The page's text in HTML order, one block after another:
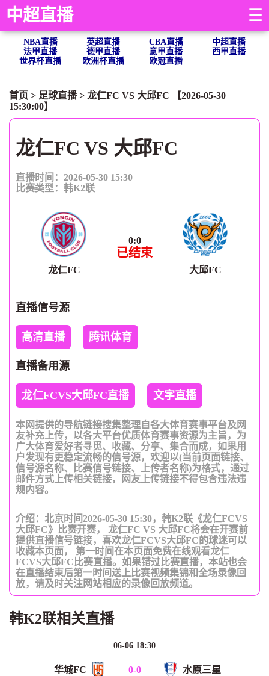
中超直播 ☰
NBA直播 英超直播 CBA直播
中超直播
法甲直播
德甲直播 意甲直播
西甲直播
世界杯直播
欧洲杯直播 欧冠直播
首页 > 足球直播> 龙仁FC VS 大邱FC 【2026-05-30
15:30:00】
龙仁FC VS 大邱FC
直播时间：2026-05-30 15:30
比赛类型： 韩K2联
龙仁FC
0:0
已结束
大邱FC
直播信号源
高清直播 腾讯体育
直播备用源
龙仁FCVS大邱FC直播 文字直播
本网提供的导航链接搜集整理自各大体育赛事平台及网
友补充上传，以各大平台优质体育赛事资源为主旨，为
广大体育爱好者寻觅、收藏、分享、集合而成，如果用
户发现有更稳定流畅的信号源，欢迎以(当前页面链接、
信号源名称、比赛信号链接、上传者名称)为格式，通过
邮件方式上传相关链接，网友上传链接不得包含违法违
规内容。
介绍：北京时间2026-05-30 15:30，韩K2联《龙仁FCVS
大邱FC》比赛开赛， 龙仁FC VS 大邱FC将会在开赛前
提供直播信号链接，喜欢龙仁FCVS大邱FC的球迷可以
收藏本页面， 第一时间在本页面免费在线观看龙仁
FCVS大邱FC比赛直播。如果错过比赛直播，本站也会
在直播结束后第一时间送上比赛视频集锦和全场录像回
放，请及时关注网站相应的录像回放频道。
韩K2联相关直播
06-06 18:30
华城FC 0-0 水原三星